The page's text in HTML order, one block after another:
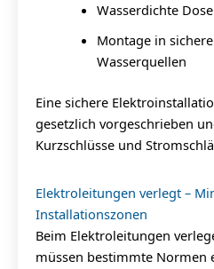
Wasserdichte
Montage in
Wasserquellen
Eine sichere
gesetzlich vorgeschrieben
Kurzschlüsse und
Elektroleitungen verlegt –
Installationszonen
Beim Elektroleitungen
müssen bestimmte Normen